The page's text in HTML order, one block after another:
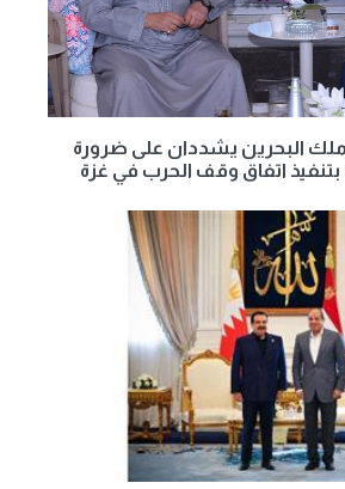
البحرين يشددان على ضرورة
بتنفيذ اتفاق وقف الحرب في غزة